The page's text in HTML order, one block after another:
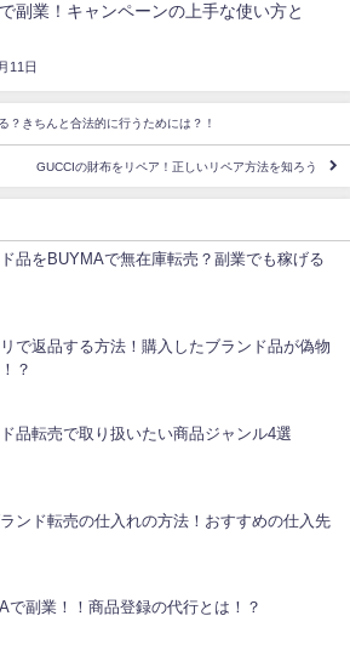
副業！キャンペーンの上手な使い方と
11日
？きちんと合法的に行うためには？！
GUCCIの財布をリペア！正しいリペア方法を知ろう
品をBUYMAで無在庫転売？副業でも稼げる
で返品する方法！購入したブランド品が偽物
？
品転売で取り扱いたい商品ジャンル4選
ンド転売の仕入れの方法！おすすめの仕入先
で副業！！商品登録の代行とは！？